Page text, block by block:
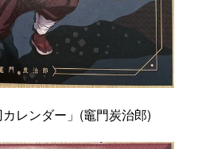
レンダー」(竈門炭治郎)